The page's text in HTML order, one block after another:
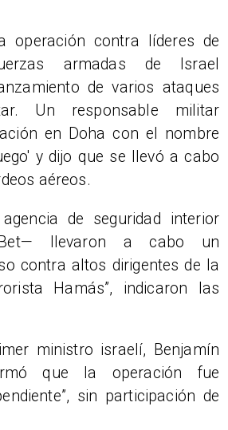
operación contra líderes de
armadas de Israel
de varios ataques
Un responsable militar
en Doha con el nombre
y dijo que se llevó a cabo
aéreos.
de seguridad interior
llevaron a cabo un
contra altos dirigentes de la
Hamás”, indicaron las
ministro israelí, Benjamín
que la operación fue
sin participación de